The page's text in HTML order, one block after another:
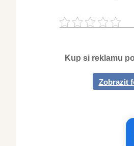
Kup si reklamu
Zobrazit